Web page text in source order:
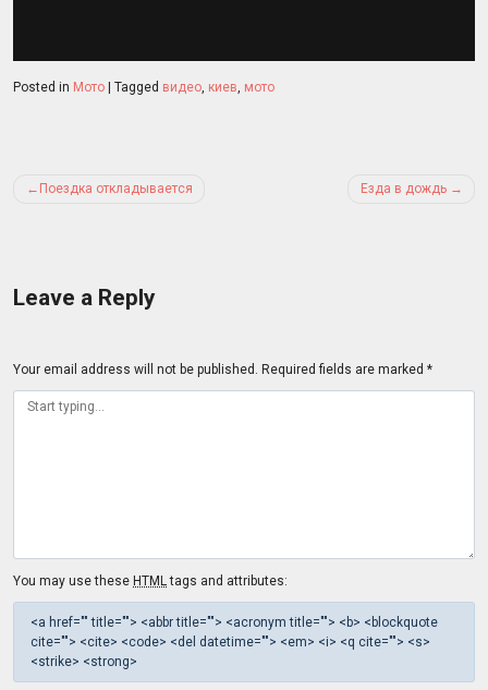
Posted in Мото Tagged видео, киев, мото
Post
Поездка откладывается Езда в дождь
Leave a Reply
Your email address will not be published. Required fields are marked *
You may use these HTML tags and attributes:
<a href="" title=""> <abbr title=""> <acronym title=""> <b> <blockquote
cite=""> <cite> <code> <del datetime=""> <em> <i> <q cite=""> <s>
<strike> <strong>